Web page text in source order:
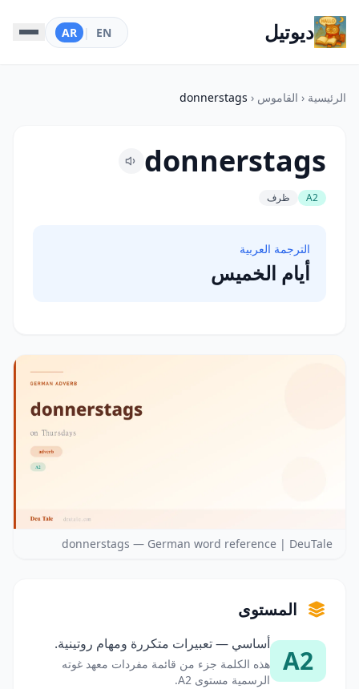
ديوتيل EN
|
AR
الرئيسية ‹ القاموس ‹
donnerstags
donnerstags
A2 ظرف
الترجمة العربية
أيام الخميس
donnerstags — German word reference | DeuTale
المستوى
A2
أساسي — تعبيرات متكررة ومهام روتينية.
هذه الكلمة جزء من قائمة مفردات معهد غوته
الرسمية مستوى A2.